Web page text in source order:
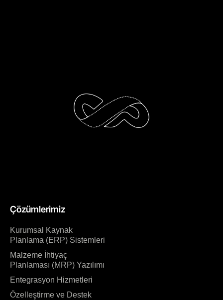
Çözümlerimiz
Kurumsal Kaynak
Planlama (ERP) Sistemleri
Malzeme İhtiyaç
Planlaması (MRP) Yazılımı
Entegrasyon Hizmetleri
Özelleştirme ve Destek